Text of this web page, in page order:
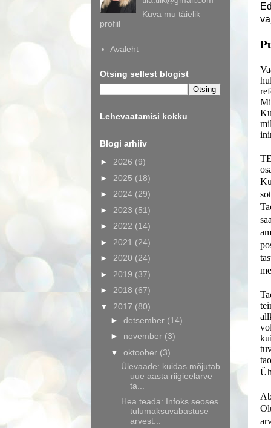
Kuva mu täielik
profiil
Avaleht
Otsing sellest blogist
Lehevaatamisi kokku
Blogi arhiiv
► 2026 (9)
► 2025 (18)
► 2024 (29)
► 2023 (51)
► 2022 (14)
► 2021 (24)
► 2020 (24)
► 2019 (37)
► 2018 (67)
▼ 2017 (80)
► detsember (14)
► november (3)
▼ oktoober (3)
Ülevaade: kuidas mõjutab
uue aasta riigieelarve
ta...
Hea teada: Infoks seoses
tulumaksuvabastuse
arvest...